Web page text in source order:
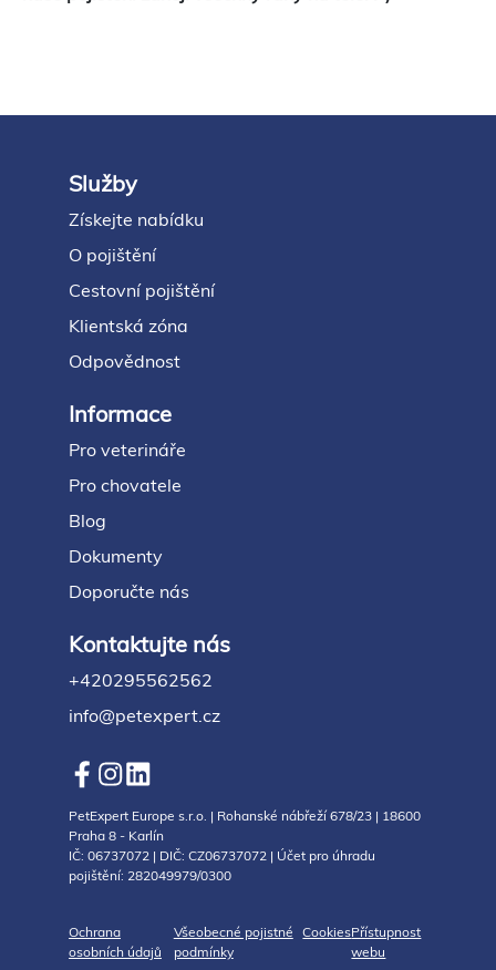
Footer
Služby
Získejte nabídku
O pojištění
Cestovní pojištění
Klientská zóna
Odpovědnost
Informace
Pro veterináře
Pro chovatele
Blog
Dokumenty
Doporučte nás
Kontaktujte nás
+420295562562
info@petexpert.cz
PetExpert Europe s.r.o. | Rohanské nábřeží 678/23 | 18600
Praha 8 - Karlín
IČ: 06737072 | DIČ: CZ06737072 | Účet pro úhradu
pojištění: 282049979/0300
Ochrana
osobních údajů
Všeobecné pojistné
podmínky
CookiesPřístupnost
webu